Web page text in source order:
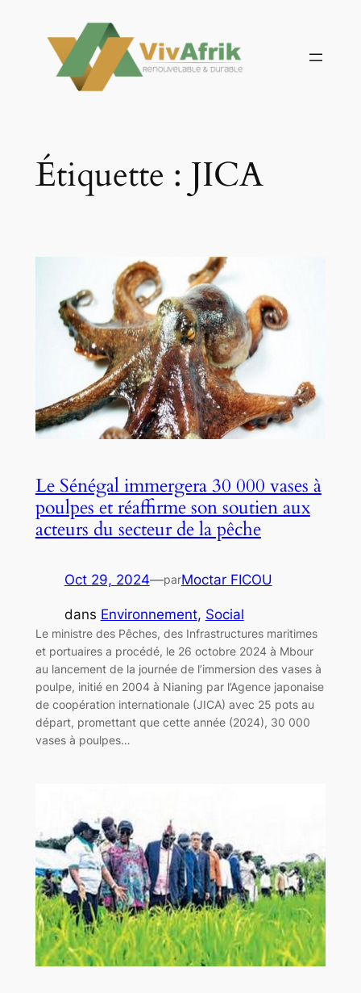
contenu
Étiquette : JICA
Le Sénégal immergera 30 000 vases à
poulpes et réaffirme son soutien aux
acteurs du secteur de la pêche
Oct 29, 2024—parMoctar FICOU
dans Environnement, Social
Le ministre des Pêches, des Infrastructures maritimes
et portuaires a procédé, le 26 octobre 2024 à Mbour
au lancement de la journée de l’immersion des vases à
poulpe, initié en 2004 à Nianing par l’Agence japonaise
de coopération internationale (JICA) avec 25 pots au
départ, promettant que cette année (2024), 30 000
vases à poulpes…